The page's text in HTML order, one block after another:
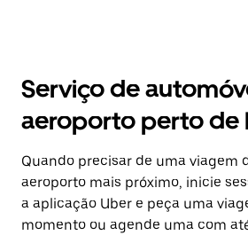
Serviço de
aeroporto perto de
Quando precisar de uma viagem
aeroporto mais próximo, inicie
a aplicação Uber e peça uma
momento ou agende uma com